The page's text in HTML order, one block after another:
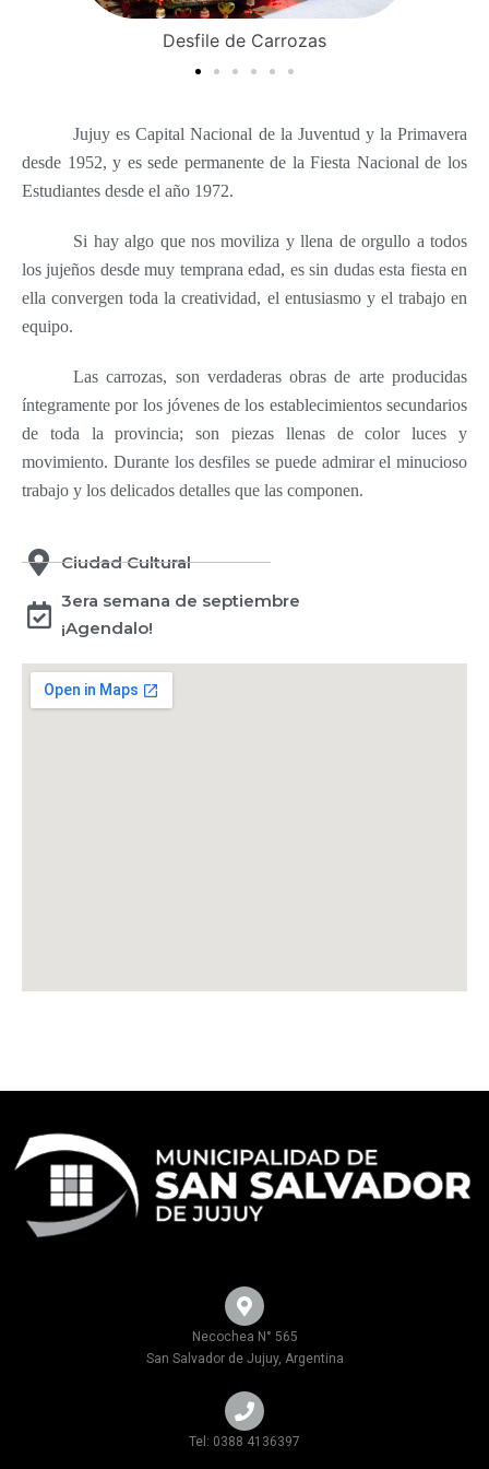
Desfile de Carrozas
Jujuy es Capital Nacional de la Juventud y la Primavera
desde 1952, y es sede permanente de la Fiesta Nacional de los
Estudiantes desde el año 1972.
Si hay algo que nos moviliza y llena de orgullo a todos
los jujeños desde muy temprana edad, es sin dudas esta fiesta en
ella convergen toda la creatividad, el entusiasmo y el trabajo en
equipo.
Las carrozas, son verdaderas obras de arte producidas
íntegramente por los jóvenes de los establecimientos secundarios
de toda la provincia; son piezas llenas de color luces y
movimiento. Durante los desfiles se puede admirar el minucioso
trabajo y los delicados detalles que las componen.
Ciudad Cultural
3era semana de septiembre
¡Agendalo!
Necochea N° 565
San Salvador de Jujuy, Argentina
Tel: 0388 4136397